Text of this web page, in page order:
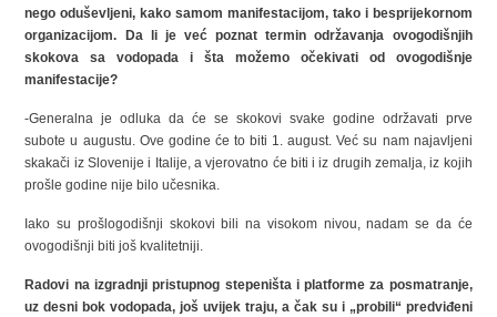
nego oduševljeni, kako samom manifestacijom, tako i besprijekornom
organizacijom. Da li je već poznat termin održavanja ovogodišnjih
skokova sa vodopada i šta možemo očekivati od ovogodišnje
manifestacije?
-Generalna je odluka da će se skokovi svake godine održavati prve
subote u augustu. Ove godine će to biti 1. august. Već su nam najavljeni
skakači iz Slovenije i Italije, a vjerovatno će biti i iz drugih zemalja, iz kojih
prošle godine nije bilo učesnika.
Iako su prošlogodišnji skokovi bili na visokom nivou, nadam se da će
ovogodišnji biti još kvalitetniji.
Radovi na izgradnji pristupnog stepeništa i platforme za posmatranje,
uz desni bok vodopada, još uvijek traju, a čak su i „probili“ predviđeni